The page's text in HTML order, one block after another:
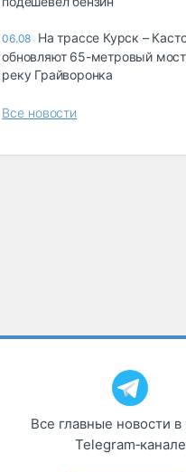
06.08 На трассе Курск –
обновляют 65-метровый
реку Грайворонка
Все новости
Все главные новости
Telegram‑канале